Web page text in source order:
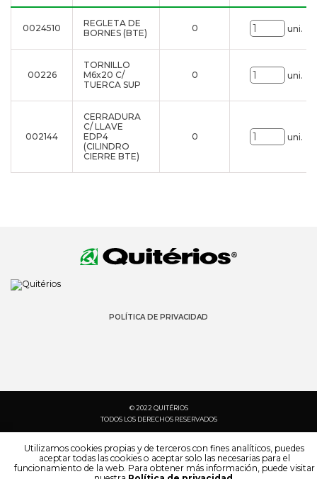
0024510
REGLETA DE
BORNES (BTE)
0 uni.
00226
TORNILLO
M6x20 C/
TUERCA SUP
0 uni.
002144
CERRADURA
C/ LLAVE
EDP4
(CILINDRO
CIERRE BTE)
0 uni.
POLÍTICA DE PRIVACIDAD
© 2022 QUITÉRIOS
TODOS LOS DERECHOS RESERVADOS
Utilizamos cookies propias y de terceros con fines analíticos, puedes
aceptar todas las cookies o aceptar solo las necesarias para el
funcionamiento de la web. Para obtener más información, puede visitar